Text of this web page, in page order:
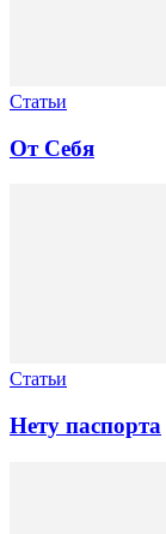
Статьи
От Себя
Статьи
Нету паспорта